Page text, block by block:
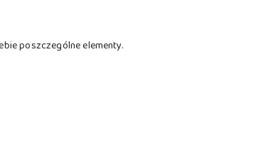
poszczególne elementy.